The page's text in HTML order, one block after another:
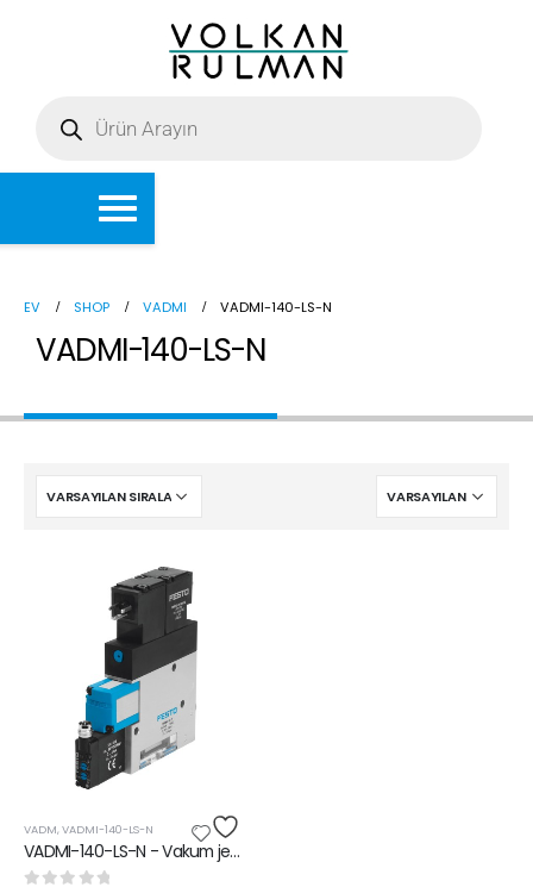
EV SHOP VADMI VADMI-140-LS-N
VADMI-140-LS-N
VADM,VADMI-140-LS-N
VADMI-140-LS-N - Vakum jeneratörü